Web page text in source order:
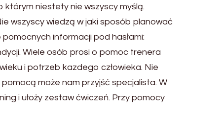
niestety nie wszyscy myślą.
wszyscy wiedzą w jaki sposób planować
informacji pod hasłami:
Wiele osób prosi o pomoc trenera
i potrzeb kazdego człowieka. Nie
może nam przyjść specjalista. W
i ułoży zestaw ćwiczeń. Przy pomocy